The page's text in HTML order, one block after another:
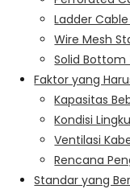
Ladder
Wire Mesh
Solid Bottom
Faktor yang
Kapasitas
Kondisi
Ventilasi
Rencana
Standar yang